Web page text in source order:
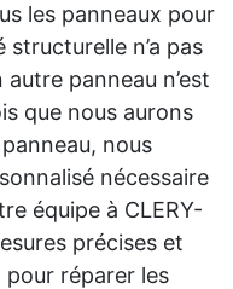
les panneaux pour
n’a pas
panneau n’est
que nous aurons
nous
nécessaire
équipe à CLERY-
précises et
réparer les